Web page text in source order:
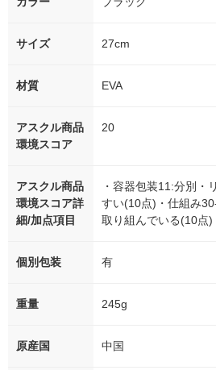
サイズ 27cm
材質 EVA
アスクル商品
環境スコア
20
アスクル商品
環境スコア詳
細/加点項目
・容器包装11:分別・
すい(10点)・仕組み
取り組んでいる(10点)
個別包装 有
重量 245g
原産国 中国